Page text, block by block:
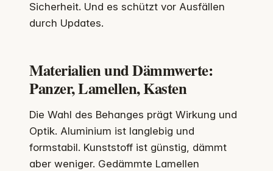
Sicherheit. Und es schützt vor Ausfällen
durch Updates.
Materialien und Dämmwerte:
Panzer, Lamellen, Kasten
Die Wahl des Behanges prägt Wirkung und
Optik. Aluminium ist langlebig und
formstabil. Kunststoff ist günstig, dämmt
aber weniger. Gedämmte Lamellen